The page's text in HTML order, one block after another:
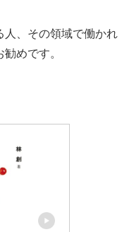
人、その領域で働かれ
めです。